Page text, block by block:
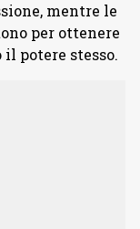
mentre le
per ottenere
potere stesso.